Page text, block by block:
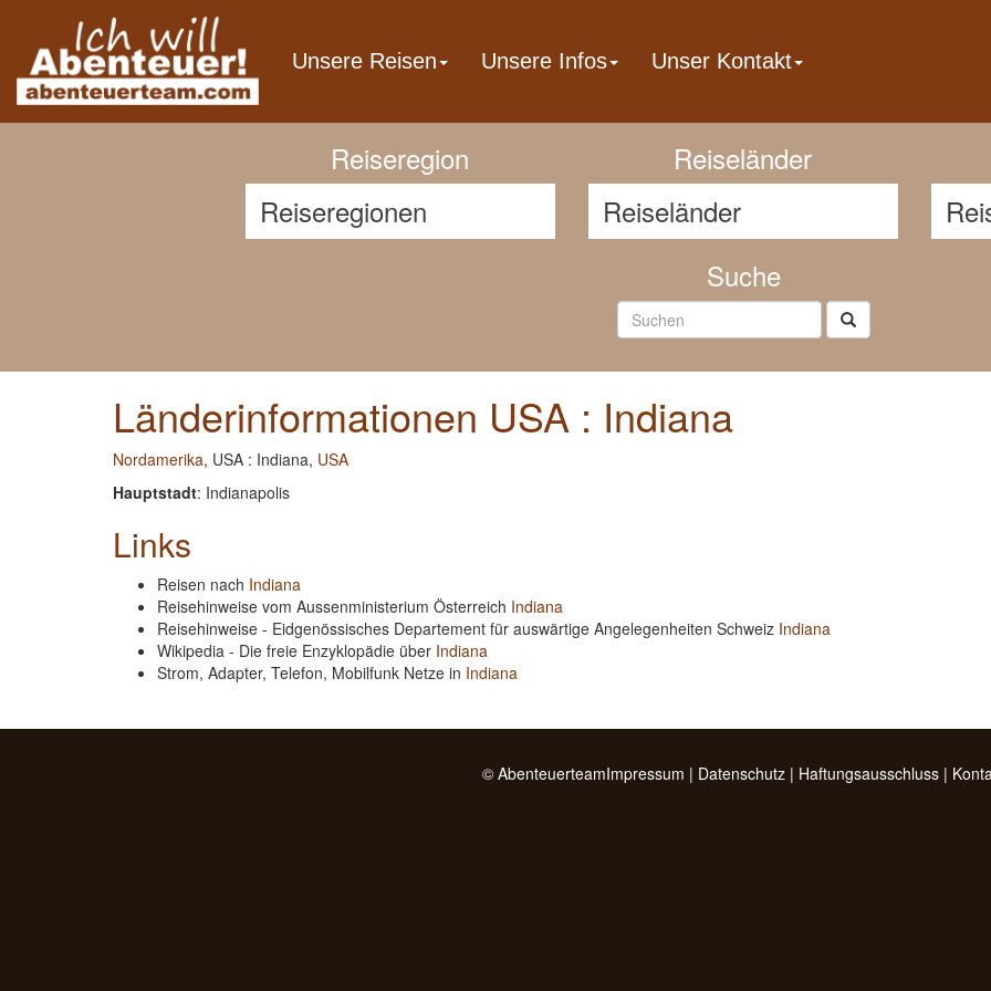
Previous
Reiseregion Reiseländer
Suche
Länderinformationen USA : Indiana
Nordamerika, USA : Indiana, USA
Hauptstadt: Indianapolis
Links
Reisen nach Indiana
Reisehinweise vom Aussenministerium Österreich Indiana
Reisehinweise - Eidgenössisches Departement für auswärtige Angelegenheiten Schweiz Indiana
Wikipedia - Die freie Enzyklopädie über Indiana
Strom, Adapter, Telefon, Mobilfunk Netze in Indiana
© AbenteuerteamImpressum | Datenschutz| Haftungsausschluss|
Unsere Reisen Unsere Infos Unser Kontakt